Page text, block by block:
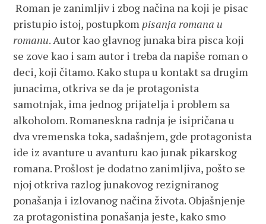
Roman je zanimljiv i zbog načina na koji je pisac
pristupio istoj, postupkom pisanja romana u
romanu. Autor kao glavnog junaka bira pisca koji
se zove kao i sam autor i treba da napiše roman o
deci, koji čitamo. Kako stupa u kontakt sa drugim
junacima, otkriva se da je protagonista
samotnjak, ima jednog prijatelja i problem sa
alkoholom. Romaneskna radnja je isipričana u
dva vremenska toka, sadašnjem, gde protagonista
ide iz avanture u avanturu kao junak pikarskog
romana. Prošlost je dodatno zanimljiva, pošto se
njoj otkriva razlog junakovog rezigniranog
ponašanja i izlovanog načina života. Objašnjenje
za protagonistina ponašanja jeste, kako smo